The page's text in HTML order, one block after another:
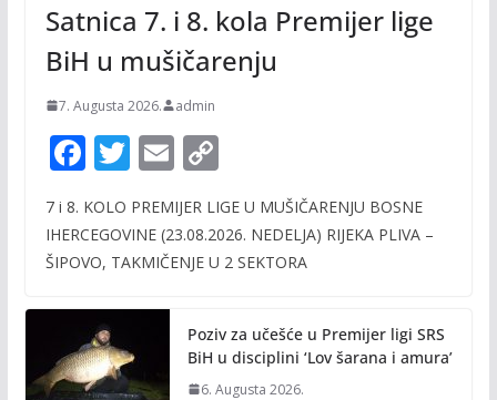
Satnica 7. i 8. kola Premijer lige
BiH u mušičarenju
7. Augusta 2026. admin
F
e
b
o
k
T
itt
er
E
ai
l
C
p
y
n
k
7 i 8. KOLO PREMIJER LIGE U MUŠIČARENJU BOSNE
IHERCEGOVINE (23.08.2026. NEDELJA) RIJEKA PLIVA –
ŠIPOVO, TAKMIČENJE U 2 SEKTORA
Poziv za učešće u Premijer ligi SRS
BiH u disciplini ‘Lov šarana i amura’
6. Augusta 2026.